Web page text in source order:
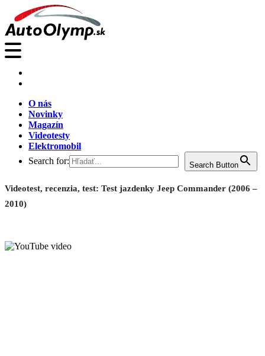
O nás
Novinky
Magazín
Videotesty
Elektromobil
Search for:
Search Button
Videotest, recenzia, test: Test jazdenky Jeep Commander (2006 –
2010)